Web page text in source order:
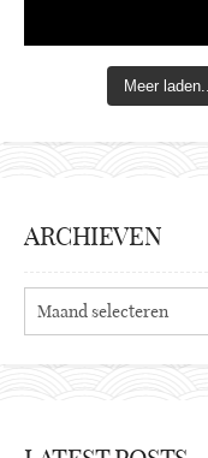
Meer laden...
ARCHIEVEN